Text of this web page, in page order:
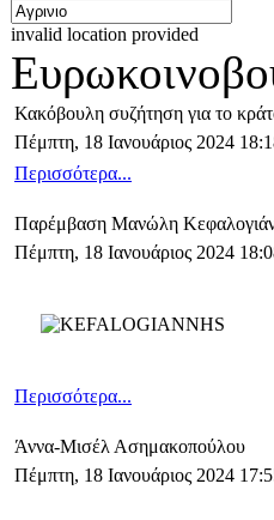
invalid location provided
Κακόβουλη συζήτηση για το
Πέμπτη, 18 Ιανουάριος 2024
Περισσότερα...
Παρέμβαση Μανώλη
Πέμπτη, 18 Ιανουάριος 2024
Περισσότερα...
Άννα-Μισέλ Ασημακοπούλου
Πέμπτη, 18 Ιανουάριος 2024